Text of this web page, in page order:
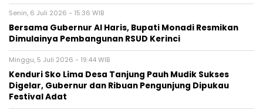
Senin, 6 Juli 2026 - 15:36 WIB
Bersama Gubernur Al Haris, Bupati Monadi Resmikan
Dimulainya Pembangunan RSUD Kerinci
Minggu, 5 Juli 2026 - 19:44 WIB
Kenduri Sko Lima Desa Tanjung Pauh Mudik Sukses
Digelar, Gubernur dan Ribuan Pengunjung Dipukau
Festival Adat